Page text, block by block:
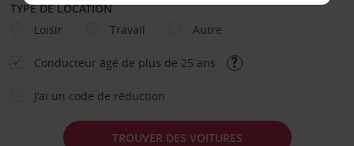
TYPE DE LOCATION
Loisir
Travail Autre
Conducteur âgé de plus de 25 ans
J’ai un code de réduction
TROUVER DES VOITURES